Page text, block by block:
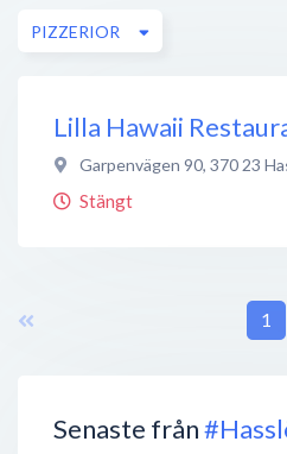
Senaste från
PIZZERIOR
Lilla Hawaii
Garpenvägen 90, 370 23
Stängt
1